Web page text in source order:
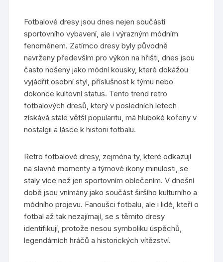
Fotbalové dresy jsou dnes nejen součástí
sportovního vybavení, ale i výrazným módním
fenoménem. Zatímco dresy byly původně
navrženy především pro výkon na hřišti, dnes jsou
často nošeny jako módní kousky, které dokážou
vyjádřit osobní styl, příslušnost k týmu nebo
dokonce kultovní status. Tento trend retro
fotbalových dresů, který v posledních letech
získává stále větší popularitu, má hluboké kořeny v
nostalgii a lásce k historii fotbalu.
Retro fotbalové dresy, zejména ty, které odkazují
na slavné momenty a týmové ikony minulosti, se
staly více než jen sportovním oblečením. V dnešní
době jsou vnímány jako součást širšího kulturního a
módního projevu. Fanoušci fotbalu, ale i lidé, kteří o
fotbal až tak nezajímají, se s těmito dresy
identifikují, protože nesou symboliku úspěchů,
legendárních hráčů a historických vítězství.